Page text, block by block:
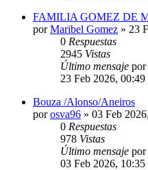
FAMILIA GOMEZ DE
porMaribel Gomez » 23
0 Respuestas
2945 Vistas
Último mensaje por
23 Feb 2026, 00:49
Bouza /Alonso/Aneiros
porosva96 » 03 Feb
0 Respuestas
978 Vistas
Último mensaje por
03 Feb 2026, 10:35